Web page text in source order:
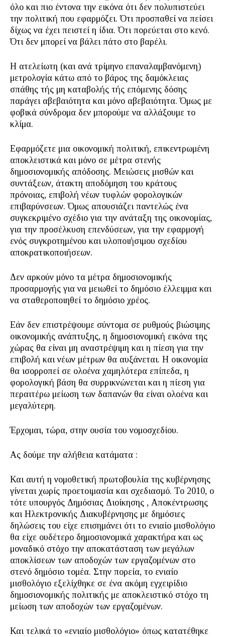
όλο και πιο έντονα την εικόνα ότι δεν πολυπιστεύει
την πολιτική που εφαρμόζει. Ότι προσπαθεί να πείσει
δίχως να έχει πειστεί η ίδια. Ότι πορεύεται στο κενό.
Ότι δεν μπορεί να βάλει πάτο στο βαρέλι.
Η ατελείωτη (και ανά τρίμηνο επαναλαμβανόμενη)
μετρολογία κάτω από το βάρος της δαμόκλειας
σπάθης τής μη καταβολής τής επόμενης δόσης
παράγει αβεβαιότητα και μόνο αβεβαιότητα. Όμως με
φοβικά σύνδρομα δεν μπορούμε να αλλάξουμε το
κλίμα.
Εφαρμόζετε μια οικονομική πολιτική, επικεντρωμένη
αποκλειστικά και μόνο σε μέτρα στενής
δημοσιονομικής απόδοσης. Μειώσεις μισθών και
συντάξεων, άτακτη αποδόμηση του κράτους
πρόνοιας, επιβολή νέων τυφλών φορολογικών
επιβαρύνσεων. Όμως απουσιάζει παντελώς ένα
συγκεκριμένο σχέδιο για την ανάταξη της οικονομίας,
για την προσέλκυση επενδύσεων, για την εφαρμογή
ενός συγκροτημένου και υλοποιήσιμου σχεδίου
αποκρατικοποιήσεων.
Δεν αρκούν μόνο τα μέτρα δημοσιονομικής
προσαρμογής για να μειωθεί το δημόσιο έλλειμμα και
να σταθεροποιηθεί το δημόσιο χρέος.
Εάν δεν επιστρέψουμε σύντομα σε ρυθμούς βιώσιμης
οικονομικής ανάπτυξης, η δημοσιονομική εικόνα της
χώρας θα είναι μη αναστρέψιμη και η πίεση για την
επιβολή και νέων μέτρων θα αυξάνεται. Η οικονομία
θα ισορροπεί σε ολοένα χαμηλότερα επίπεδα, η
φορολογική βάση θα συρρικνώνεται και η πίεση για
περαιτέρω μείωση των δαπανών θα είναι ολοένα και
μεγαλύτερη.
Έρχομαι, τώρα, στην ουσία του νομοσχεδίου.
Ας δούμε την αλήθεια κατάματα :
Και αυτή η νομοθετική πρωτοβουλία της κυβέρνησης
γίνεται χωρίς προετοιμασία και σχεδιασμό. Το 2010, ο
τότε υπουργός Δημόσιας Διοίκησης , Αποκέντρωσης
και Ηλεκτρονικής Διακυβέρνησης με δημόσιες
δηλώσεις του είχε επισημάνει ότι το ενιαίο μισθολόγιο
θα είχε ουδέτερο δημοσιονομικά χαρακτήρα και ως
μοναδικό στόχο την αποκατάσταση των μεγάλων
αποκλίσεων των αποδοχών των εργαζομένων στο
στενό δημόσιο τομέα. Στην πορεία, το ενιαίο
μισθολόγιο εξελίχθηκε σε ένα ακόμη εγχειρίδιο
δημοσιονομικής πολιτικής με αποκλειστικό στόχο τη
μείωση των αποδοχών των εργαζομένων.
Και τελικά το «ενιαίο μισθολόγιο» όπως κατατέθηκε